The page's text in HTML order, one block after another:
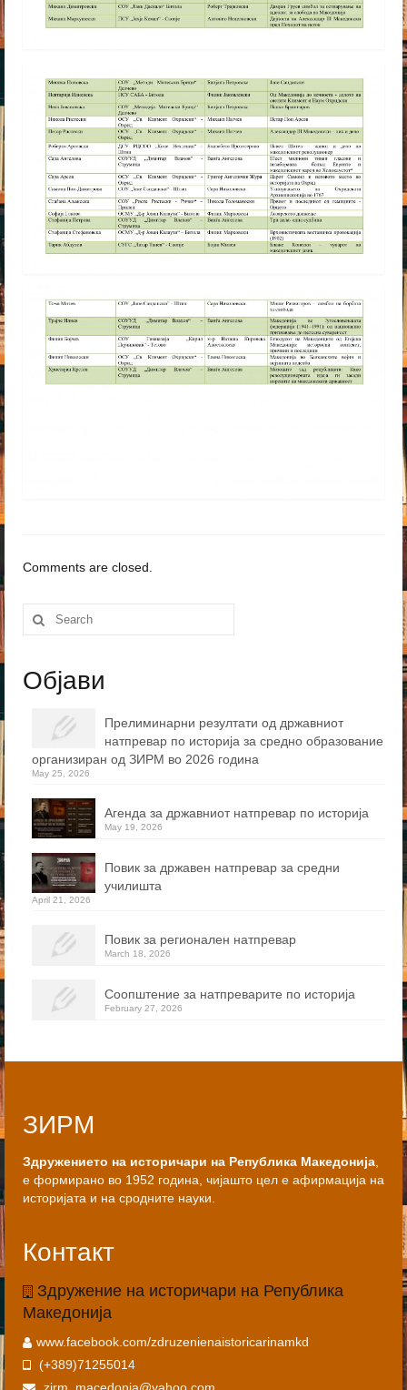
Comments are closed.
Search
for:
Објави
Прелиминарни резултати од државниот
натпревар по историја за средно образование
организиран од ЗИРМ во 2026 година
May 25, 2026
Агенда за државниот натпревар по историја
May 19, 2026
Повик за државен натпревар за средни
училишта
April 21, 2026
Повик за регионален натпревар
March 18, 2026
Соопштение за натпреварите по историја
February 27, 2026
ЗИРМ
Здружението на историчари на Република Македонија
е формирано во 1952 година, чијашто цел е афирмација на
историјата и на сродните науки.
Контакт
Здружение на историчари на Република
Македонија
www.facebook.com/zdruzenienaistoricarinamkd
(+389)71255014
zirm_macedonia@yahoo.com